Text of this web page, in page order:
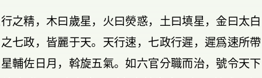
之精，木曰歲星，火曰熒惑，土曰填星，金曰太
七政，皆麗于天。天行速，七政行遲，遲爲速所
輔佐日月，斡旋五氣。如六官分職而治，號令天